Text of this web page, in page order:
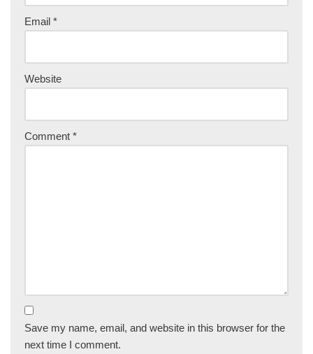
Email *
Website
Comment *
Save my name, email, and website in this browser for the
next time I comment.